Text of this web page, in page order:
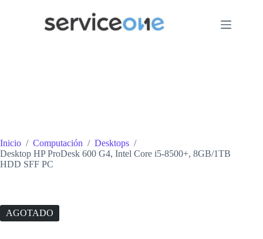
Inicio / Computación / Desktops /
Desktop HP ProDesk 600 G4, Intel Core i5-8500+, 8GB/1TB
HDD SFF PC
AGOTADO